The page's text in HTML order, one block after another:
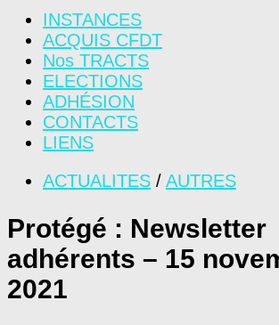
INSTANCES
ACQUIS CFDT
Nos TRACTS
ELECTIONS
ADHÉSION
CONTACTS
LIENS
ACTUALITES / AUTRES
Protégé : Newsletter
adhérents – 15
2021